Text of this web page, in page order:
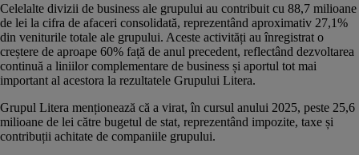
Celelalte divizii de business ale grupului au contribuit cu 88,7 milioane
de lei la cifra de afaceri consolidată, reprezentând aproximativ 27,1%
din veniturile totale ale grupului. Aceste activități au înregistrat o
creștere de aproape 60% față de anul precedent, reflectând dezvoltarea
continuă a liniilor complementare de business și aportul tot mai
important al acestora la rezultatele Grupului Litera.
Grupul Litera menționează că a virat, în cursul anului 2025, peste 25,6
milioane de lei către bugetul de stat, reprezentând impozite, taxe și
contribuții achitate de companiile grupului.